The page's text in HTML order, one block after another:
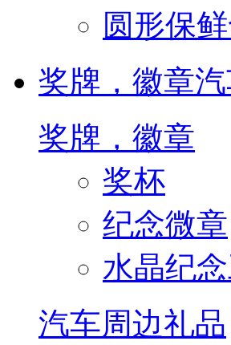
圆形保
奖牌，徽章
奖牌，徽章
奖杯
纪念微章
水晶纪
汽车周边礼品